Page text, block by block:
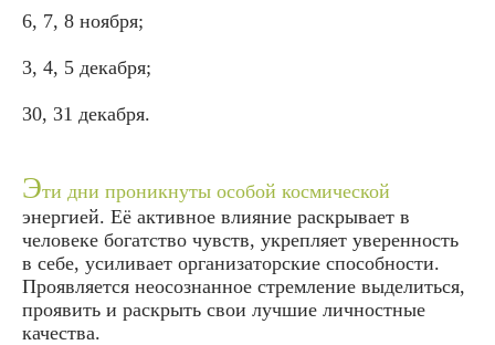
6, 7, 8 ноября;
3, 4, 5 декабря;
30, 31 декабря.
Эти дни проникнуты особой космической
энергией. Её активное влияние раскрывает в
человеке богатство чувств, укрепляет уверенность
в себе, усиливает организаторские способности.
Проявляется неосознанное стремление выделиться,
проявить и раскрыть свои лучшие личностные
качества.